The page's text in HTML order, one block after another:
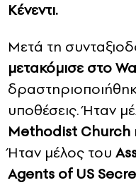
Κένεντι.
Μετά τη
μετακόμισε στο
υποθέσεις. Ήταν
Methodist Church
Ήταν μέλος του
Agents of US